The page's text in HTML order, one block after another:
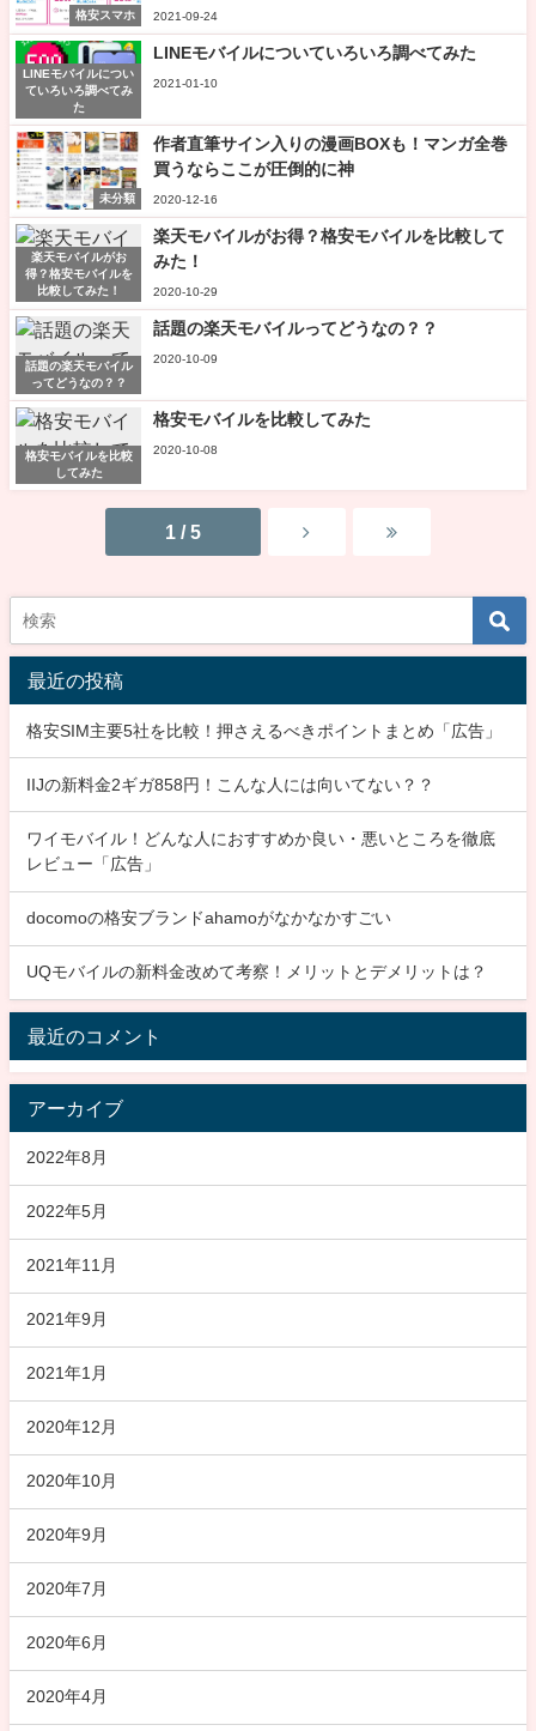
格安スマホ 2021-09-24
LINEモバイルについ
ていろいろ調べてみ
た
LINEモバイルについていろいろ調べてみた
2021-01-10
未分類
作者直筆サイン入りの漫画BOXも！マンガ全巻
買うならここが圧倒的に神
2020-12-16
楽天モバイルがお
得？格安モバイルを
比較してみた！
楽天モバイルがお得？格安モバイルを比較して
みた！
2020-10-29
話題の楽天モバイル
ってどうなの？？
話題の楽天モバイルってどうなの？？
2020-10-09
格安モバイルを比較
してみた
格安モバイルを比較してみた
2020-10-08
1 / 5
最近の投稿
格安SIM主要5社を比較！押さえるべきポイントまとめ「広告」
IIJの新料金2ギガ858円！こんな人には向いてない？？
ワイモバイル！どんな人におすすめか良い・悪いところを徹底
レビュー「広告」
docomoの格安ブランドahamoがなかなかすごい
UQモバイルの新料金改めて考察！メリットとデメリットは？
最近のコメント
アーカイブ
2022年8月
2022年5月
2021年11月
2021年9月
2021年1月
2020年12月
2020年10月
2020年9月
2020年7月
2020年6月
2020年4月